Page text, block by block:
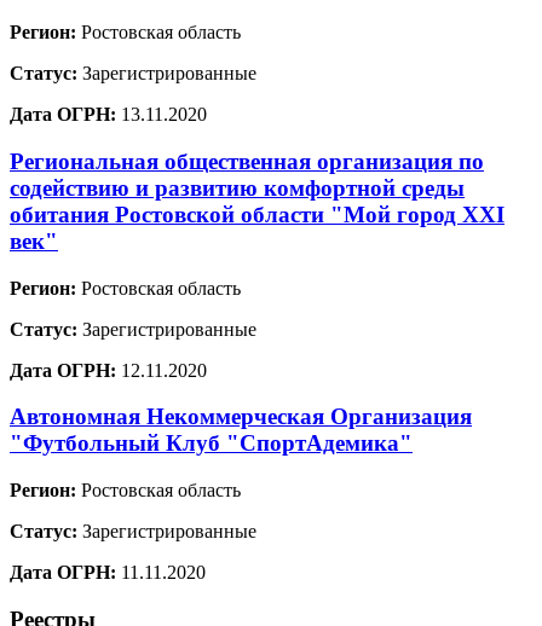
Регион: Ростовская область
Статус: Зарегистрированные
Дата ОГРН: 13.11.2020
Региональная общественная организация по
содействию и развитию комфортной среды
обитания Ростовской области "Мой город XXI
век"
Регион: Ростовская область
Статус: Зарегистрированные
Дата ОГРН: 12.11.2020
Автономная Некоммерческая Организация
"Футбольный Клуб "СпортАдемика"
Регион: Ростовская область
Статус: Зарегистрированные
Дата ОГРН: 11.11.2020
Реестры